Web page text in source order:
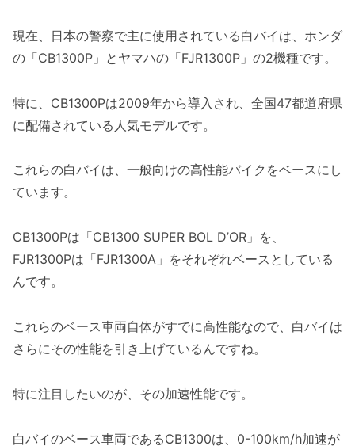
現在、日本の警察で主に使用されている白バイは、ホンダ
の「CB1300P」とヤマハの「FJR1300P」の2機種です。
特に、CB1300Pは2009年から導入され、全国47都道府県
に配備されている人気モデルです。
これらの白バイは、一般向けの高性能バイクをベースにし
ています。
CB1300Pは「CB1300 SUPER BOL D’OR」を、
FJR1300Pは「FJR1300A」をそれぞれベースとしている
んです。
これらのベース車両自体がすでに高性能なので、白バイは
さらにその性能を引き上げているんですね。
特に注目したいのが、その加速性能です。
白バイのベース車両であるCB1300は、0-100km/h加速が